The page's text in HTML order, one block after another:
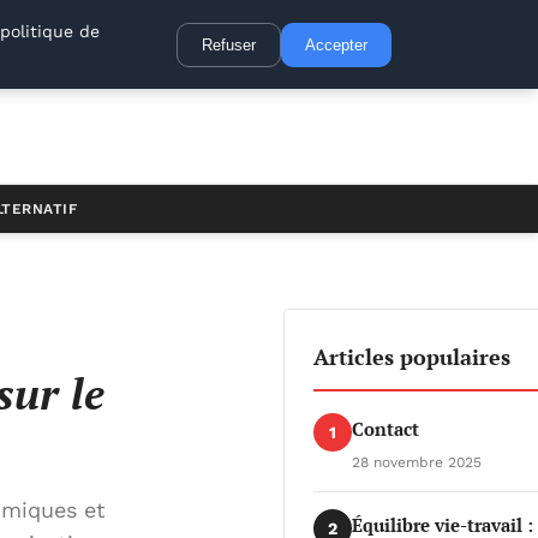
le
et
Articles populaires
1 Contact
28 novembre 2025
2
Équilibre vie-travail :
de
Refuser Accepter